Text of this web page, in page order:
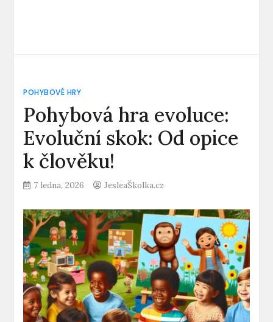
POHYBOVÉ HRY
Pohybová hra evoluce:
Evoluční skok: Od opice
k člověku!
7 ledna, 2026 JesleaŠkolka.cz